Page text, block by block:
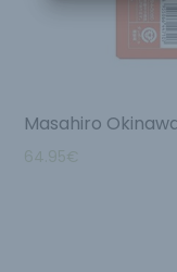
Masahiro
64.95€